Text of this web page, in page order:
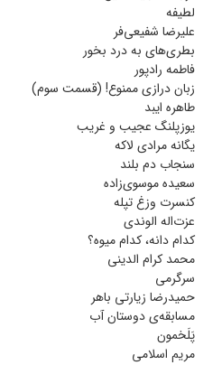
لطیفه
علیرضا شفیعی‌فر
بطری‌های به درد بخور
فاطمه رادپور
زبان درازی ممنوع! (قسمت سوم)
طاهره ایبد
یوزپلنگ عجیب و غریب
یگانه مرادی لاکه
سنجاب دم بلند
سعیده موسوی‌زاده
کنسرت وزغ تپله
عزت‌اله الوندی
کدام دانه، کدام میوه؟
محمد کرام الدینی
سرگرمی
حمیدرضا زیارتی باهر
مسابقه‌ی دوستان آب
پَلَخمون
مریم اسلامی